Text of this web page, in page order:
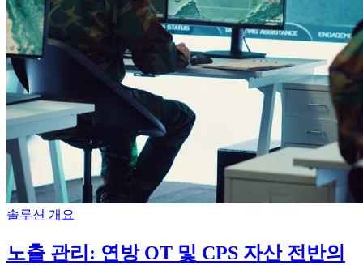
솔루션 개요
노출 관리: 연방 OT 및 CPS 자산 전반의